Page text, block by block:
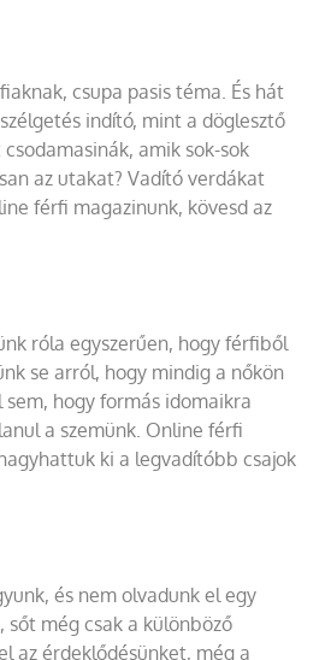
csupa pasis téma. És hát
indító, mint a döglesztő
amik sok-sok
az utakat? Vadító verdákat
férfi magazinunk, kövesd az
róla egyszerűen, hogy férfiből
se arról, hogy mindig a nőkön
sem, hogy formás idomaikra
a szemünk. Online férfi
ki a legvadítóbb csajok
és nem olvadunk el egy
sőt még csak a különböző
az érdeklődésünket, még a